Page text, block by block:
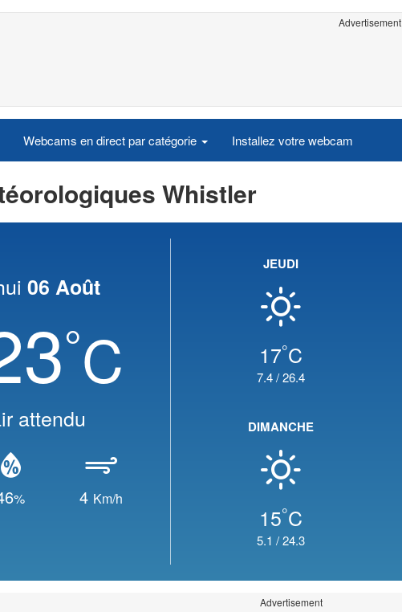
Advertisement
Webcams en direct par catégorie Installez votre webcam
Whistler
06 Août
°C
attendu
% 4 Km/h
JEUDI
17°C
7.4/26.4
DIMANCHE
15°C
5.1 /24.3
Advertisement